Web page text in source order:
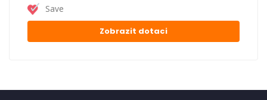
Save
Zobrazit dotaci